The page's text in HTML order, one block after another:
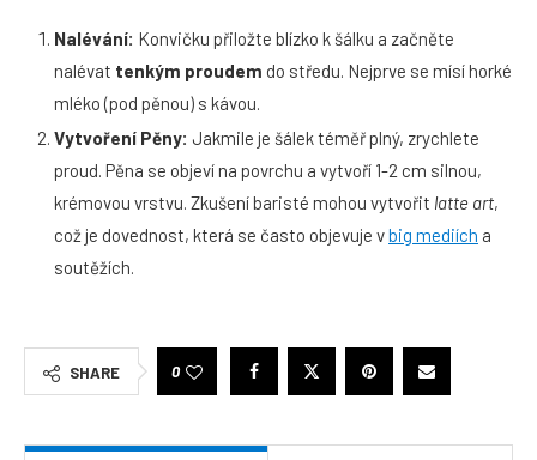
Nalévání: Konvičku přiložte blízko k šálku a začněte
nalévat tenkým proudem do středu. Nejprve se mísí horké
mléko (pod pěnou) s kávou.
Vytvoření Pěny: Jakmile je šálek téměř plný, zrychlete
proud. Pěna se objeví na povrchu a vytvoří 1-2 cm silnou,
krémovou vrstvu. Zkušení baristé mohou vytvořit latte art,
což je dovednost, která se často objevuje vbig mediích a
soutěžích.
SHARE 0